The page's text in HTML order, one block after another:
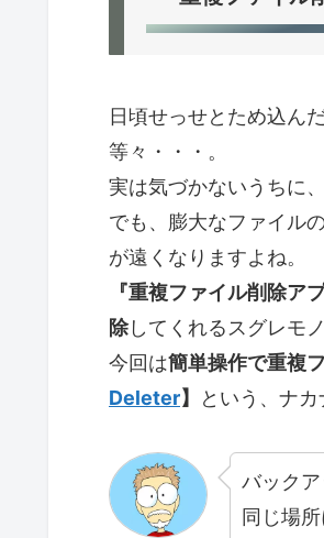
日頃せっせとため込ん
等々・・・。
実は気づかないうちに、
でも、膨大なファイル
が遠くなりますよね。
『重複ファイル削除アプ
除してくれるスグレモノ
今回は簡単操作で重複
Deleter】 という、ナ
バック
同じ場